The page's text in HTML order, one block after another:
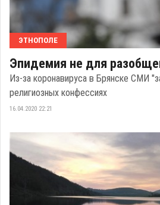
ЭТНОПОЛЕ
Эпидемия не для
Из-за коронавируса в Брянске СМИ
религиозных конфессиях
16.04.2020 22:21